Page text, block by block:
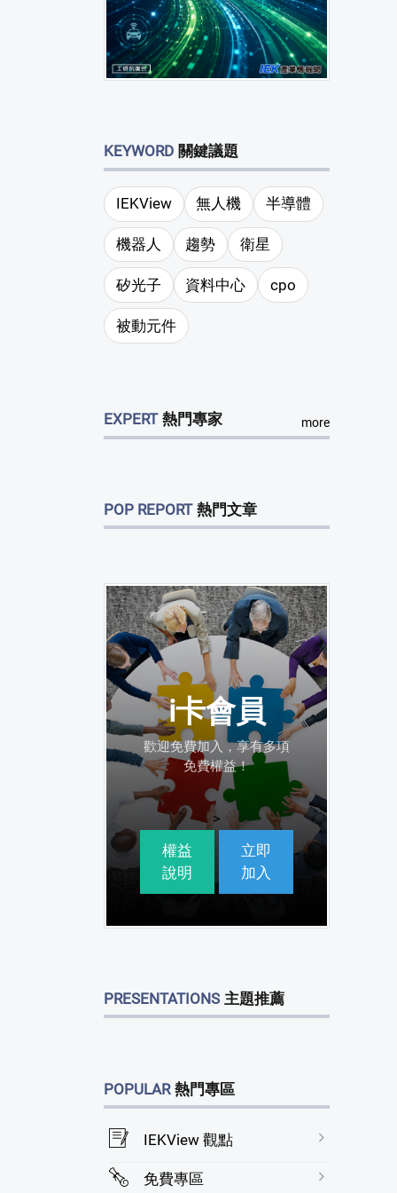
KEYWORD 關鍵議題
IEKView 無人機 半導體
機器人 趨勢 衛星
矽光子 資料中心 cpo
被動元件
EXPERT 熱門專家 more
POP REPORT 熱門文章
i卡會員
歡迎免費加入，享有多項
免費權益！
>
權益
說明
立即
加入
PRESENTATIONS 主題推薦
POPULAR 熱門專區
IEKView 觀點
免費專區